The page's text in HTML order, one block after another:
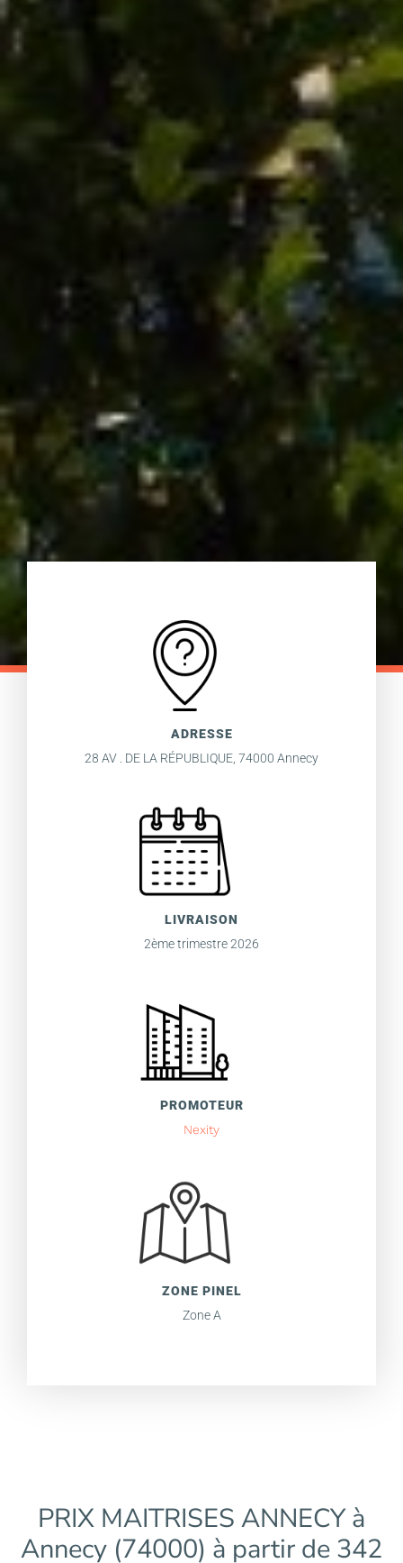
ADRESSE
28 AV . DE LA RÉPUBLIQUE, 74000 Annecy
LIVRAISON
2ème trimestre 2026
PROMOTEUR
Nexity
ZONE PINEL
Zone A
PRIX MAITRISES ANNECY à
Annecy (74000) à partir de 342